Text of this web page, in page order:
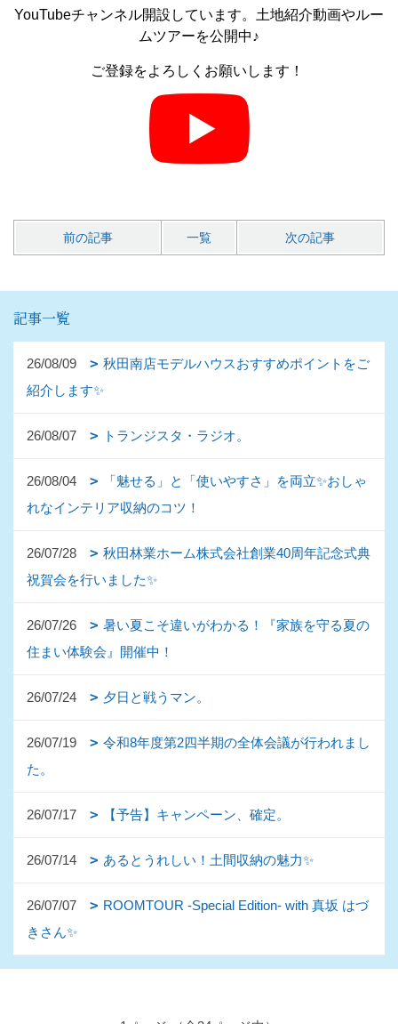
YouTubeチャンネル開設しています。土地紹介動画やルー
ムツアーを公開中♪
ご登録をよろしくお願いします！
前の記事 一覧 次の記事
記事一覧
26/08/09
秋田南店モデルハウスおすすめポイントをご
紹介します✨
26/08/07 トランジスタ・ラジオ。
26/08/04
「魅せる」と「使いやすさ」を両立✨おしゃ
れなインテリア収納のコツ！
26/07/28
秋田林業ホーム株式会社創業40周年記念式典
祝賀会を行いました✨
26/07/26
暑い夏こそ違いがわかる！『家族を守る夏の
住まい体験会』開催中！
26/07/24 夕日と戦うマン。
26/07/19
令和8年度第2四半期の全体会議が行われまし
た。
26/07/17 【予告】キャンペーン、確定。
26/07/14 あるとうれしい！土間収納の魅力✨
26/07/07
ROOMTOUR -Special Edition- with 真坂 はづ
きさん✨